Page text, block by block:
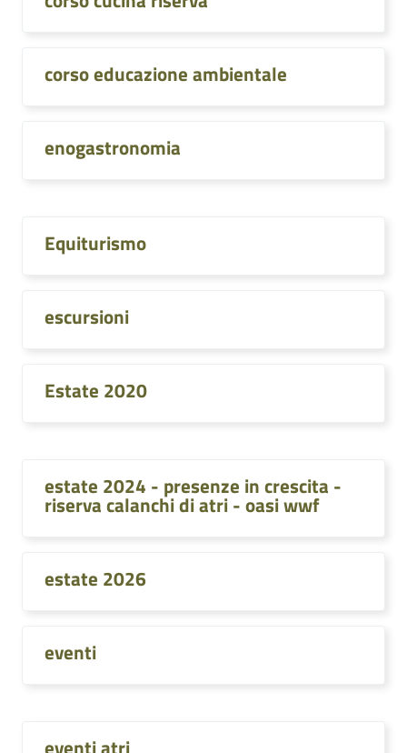
corso educazione ambientale
enogastronomia
Equiturismo
escursioni
Estate 2020
estate 2024 - presenze in crescita -
riserva calanchi di atri - oasi wwf
estate 2026
eventi